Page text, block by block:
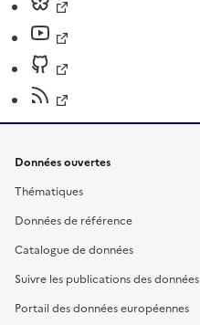
Données ouvertes
Thématiques
Données de référence
Catalogue de données
Suivre les publications des données
Portail des données européennes